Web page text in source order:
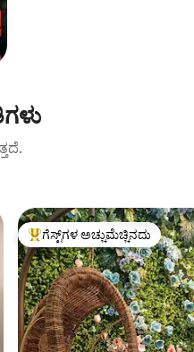
ಗೆಸ್ಟ್‌ಗಳಿಗೆ ಅತಿ ಹೆಚ್ಚು ಅಚ್ಚುಮೆಚ್ಚಿನದು
ಗೆಸ್ಟ್‌ಗಳ ಅಚ್ಚುಮೆಚ್ಚಿನದು